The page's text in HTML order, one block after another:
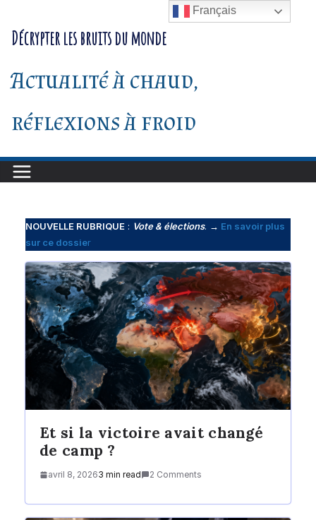
au
contenu
Décrypter les bruits du monde
Actualité à chaud,
réflexions à froid
NOUVELLE RUBRIQUE : Vote & élections. → En savoir plus
sur ce dossier
Et si la victoire avait changé
de camp ?
avril 8, 20263 min read 2 Comments
Français